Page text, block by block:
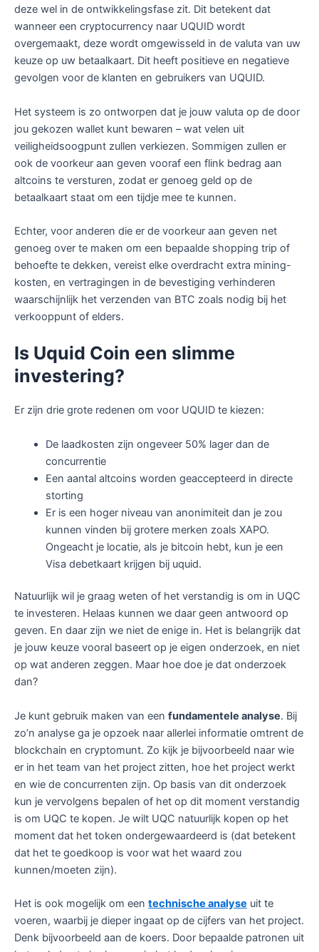
deze wel in de ontwikkelingsfase zit. Dit betekent dat
wanneer een cryptocurrency naar UQUID wordt
overgemaakt, deze wordt omgewisseld in de valuta van uw
keuze op uw betaalkaart. Dit heeft positieve en negatieve
gevolgen voor de klanten en gebruikers van UQUID.
Het systeem is zo ontworpen dat je jouw valuta op de door
jou gekozen wallet kunt bewaren – wat velen uit
veiligheidsoogpunt zullen verkiezen. Sommigen zullen er
ook de voorkeur aan geven vooraf een flink bedrag aan
altcoins te versturen, zodat er genoeg geld op de
betaalkaart staat om een tijdje mee te kunnen.
Echter, voor anderen die er de voorkeur aan geven net
genoeg over te maken om een bepaalde shopping trip of
behoefte te dekken, vereist elke overdracht extra mining-
kosten, en vertragingen in de bevestiging verhinderen
waarschijnlijk het verzenden van BTC zoals nodig bij het
verkooppunt of elders.
Is Uquid Coin een slimme
investering?
Er zijn drie grote redenen om voor UQUID te kiezen:
De laadkosten zijn ongeveer 50% lager dan de
concurrentie
Een aantal altcoins worden geaccepteerd in directe
storting
Er is een hoger niveau van anonimiteit dan je zou
kunnen vinden bij grotere merken zoals XAPO.
Ongeacht je locatie, als je bitcoin hebt, kun je een
Visa debetkaart krijgen bij uquid.
Natuurlijk wil je graag weten of het verstandig is om in UQC
te investeren. Helaas kunnen we daar geen antwoord op
geven. En daar zijn we niet de enige in. Het is belangrijk dat
je jouw keuze vooral baseert op je eigen onderzoek, en niet
op wat anderen zeggen. Maar hoe doe je dat onderzoek
dan?
Je kunt gebruik maken van een fundamentele analyse. Bij
zo’n analyse ga je opzoek naar allerlei informatie omtrent de
blockchain en cryptomunt. Zo kijk je bijvoorbeeld naar wie
er in het team van het project zitten, hoe het project werkt
en wie de concurrenten zijn. Op basis van dit onderzoek
kun je vervolgens bepalen of het op dit moment verstandig
is om UQC te kopen. Je wilt UQC natuurlijk kopen op het
moment dat het token ondergewaardeerd is (dat betekent
dat het te goedkoop is voor wat het waard zou
kunnen/moeten zijn).
Het is ook mogelijk om een technische analyse uit te
voeren, waarbij je dieper ingaat op de cijfers van het project.
Denk bijvoorbeeld aan de koers. Door bepaalde patronen uit